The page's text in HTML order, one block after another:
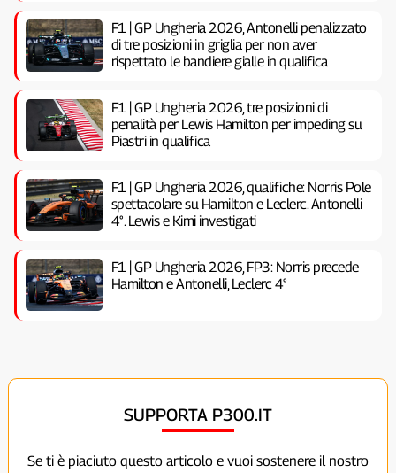
F1 | GP Ungheria 2026, Antonelli penalizzato
di tre posizioni in griglia per non aver
rispettato le bandiere gialle in qualifica
F1 | GP Ungheria 2026, tre posizioni di
penalità per Lewis Hamilton per impeding su
Piastri in qualifica
F1 | GP Ungheria 2026, qualifiche: Norris Pole
spettacolare su Hamilton e Leclerc. Antonelli
4°. Lewis e Kimi investigati
F1 | GP Ungheria 2026, FP3: Norris precede
Hamilton e Antonelli, Leclerc 4°
SUPPORTA P300.IT
Se ti è piaciuto questo articolo e vuoi sostenere il nostro